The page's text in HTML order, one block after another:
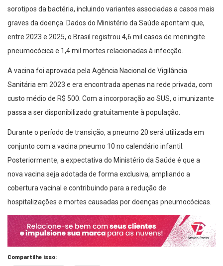
sorotipos da bactéria, incluindo variantes associadas a casos mais
graves da doença. Dados do Ministério da Saúde apontam que,
entre 2023 e 2025, o Brasil registrou 4,6 mil casos de meningite
pneumocócica e 1,4 mil mortes relacionadas à infecção.
A vacina foi aprovada pela Agência Nacional de Vigilância
Sanitária em 2023 e era encontrada apenas na rede privada, com
custo médio de R$ 500. Com a incorporação ao SUS, o imunizante
passa a ser disponibilizado gratuitamente à população.
Durante o período de transição, a pneumo 20 será utilizada em
conjunto com a vacina pneumo 10 no calendário infantil.
Posteriormente, a expectativa do Ministério da Saúde é que a
nova vacina seja adotada de forma exclusiva, ampliando a
cobertura vacinal e contribuindo para a redução de
hospitalizações e mortes causadas por doenças pneumocócicas.
Compartilhe isso: